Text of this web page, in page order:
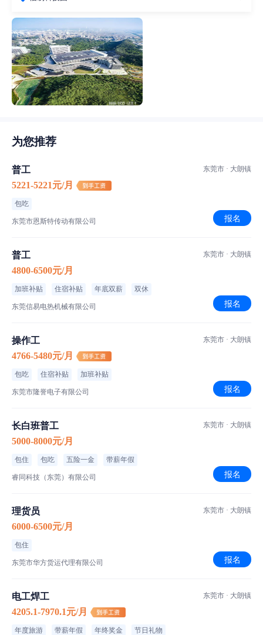
为您推荐
普工
5221-5221元/月
包吃
东莞市恩斯特传动有限公司
东莞市 · 大朗镇
报名
普工
4800-6500元/月
加班补贴 住宿补贴 年底双薪 双休
东莞信易电热机械有限公司
东莞市 · 大朗镇
报名
操作工
4766-5480元/月
包吃 住宿补贴 加班补贴
东莞市隆誉电子有限公司
东莞市 · 大朗镇
报名
长白班普工
5000-8000元/月
包住 包吃 五险一金 带薪年假
睿同科技（东莞）有限公司
东莞市 · 大朗镇
报名
理货员
6000-6500元/月
包住
东莞市华方货运代理有限公司
东莞市 · 大朗镇
报名
电工焊工
4205.1-7970.1元/月
年度旅游 带薪年假 年终奖金 节日礼物
东莞市 · 大朗镇